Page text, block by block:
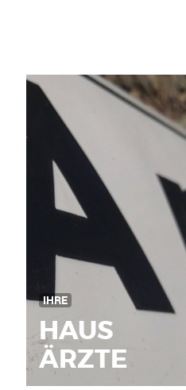
IHRE
HAUS
ÄRZTE